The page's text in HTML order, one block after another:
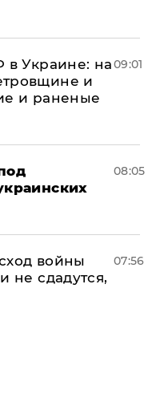
в Украине: на
и
и раненые
09:01
08:05
войны
не сдадутся,
07:56